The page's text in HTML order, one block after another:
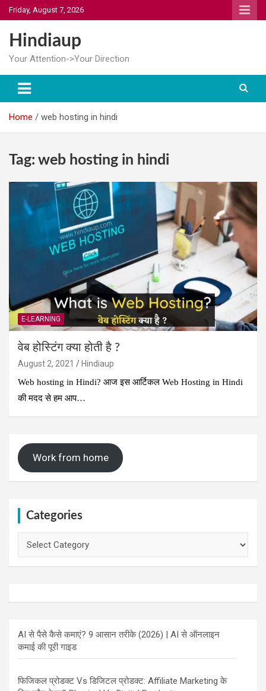
Skip
to
content
Friday, August 7, 2026
Hindiaup
Your Attention->Your Direction
Home web hosting in hindi
Tag: web hosting in hindi
E-LEARNING
वेब होस्टिंग क्या होती है ?
August 2, 2021
Hindiaup
Web hosting in Hindi? आज इस आर्टिकल Web Hosting in Hindi
की मदद से हम आप…
Work from home
Categories
AI से पैसे कैसे कमाएं? 9 आसान तरीके (2026) | AI से ऑनलाइन
कमाई की पूरी गाइड
फिजिकल प्रोडक्ट Vs डिजिटल प्रोडक्ट: Affiliate Marketing के